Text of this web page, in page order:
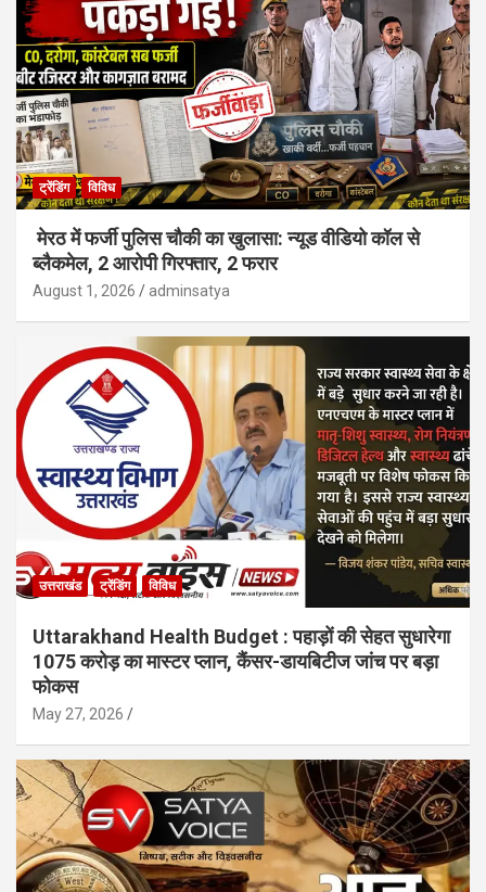
ट्रेंडिंग विविध
मेरठ में फर्जी पुलिस चौकी का खुलासा: न्यूड वीडियो कॉल से
ब्लैकमेल, 2 आरोपी गिरफ्तार, 2 फरार
August 1, 2026 adminsatya
उत्तराखंड ट्रेंडिंग विविध
Uttarakhand Health Budget : पहाड़ों की सेहत सुधारेगा
1075 करोड़ का मास्टर प्लान, कैंसर-डायबिटीज जांच पर बड़ा
फोकस
May 27, 2026